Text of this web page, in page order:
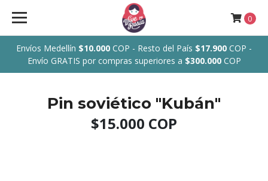
Envíos Medellín $10.000 COP - Resto del País $17.900 COP -
Envío GRATIS por compras superiores a $300.000COP
0
Pin soviético "Kubán"
$15.000 COP